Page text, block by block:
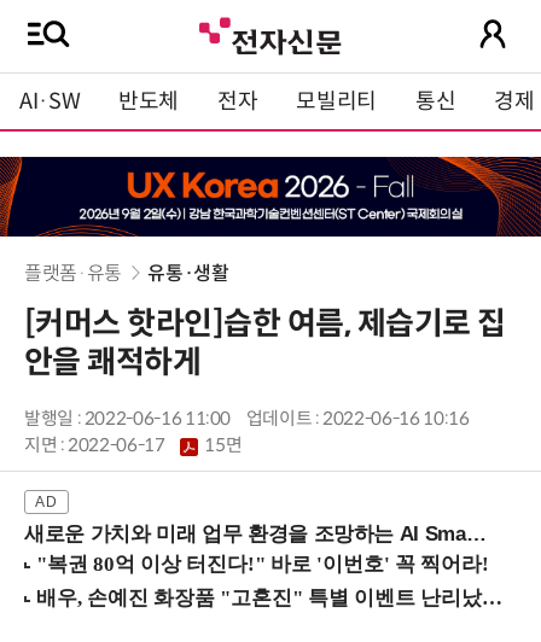
AI·SW 반도체 전자 모빌리티 통신 경제
플랫폼·유통 유통·생활
[커머스 핫라인]습한 여름, 제습기로 집
안을 쾌적하게
발행일 : 2022-06-16 11:00
업데이트 : 2022-06-16 10:16
지면 :2022-06-17 15면
새로운 가치와 미래 업무 환경을 조망하는 AI Smart Work Summit 2026 (9/11 코엑스)